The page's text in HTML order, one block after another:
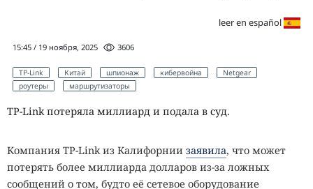
leer en español
15:45 / 19 ноября, 2025 3606
TP-Link Китай шпионаж кибервойна
Netgear
роутеры
маршрутизаторы
TP-Link потеряла миллиард и подала в суд.
Компания TP-Link из Калифорнии заявила, что может
потерять более миллиарда долларов из-за ложных
сообщений о том, будто её сетевое оборудование